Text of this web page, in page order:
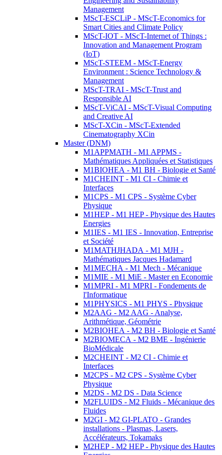
Management
MScT-ESCLiP - MScT-Economics for
Smart Cities and Climate Policy
MScT-IOT - MScT-Internet of Things :
Innovation and Management Program
(IoT)
MScT-STEEM - MScT-Energy
Environment : Science Technology &
Management
MScT-TRAI - MScT-Trust and
Responsible AI
MScT-ViCAI - MScT-Visual Computing
and Creative AI
MScT-XCin - MScT-Extended
Cinematography XCin
Master (DNM)
M1APPMATH - M1 APPMS -
Mathématiques Appliquées et Statistiques
M1BIOHEA - M1 BH - Biologie et Santé
M1CHEINT - M1 CI - Chimie et
Interfaces
M1CPS - M1 CPS - Système Cyber
Physique
M1HEP - M1 HEP - Physique des Hautes
Energies
M1IES - M1 IES - Innovation, Entreprise
et Société
M1MATHJHADA - M1 MJH -
Mathématiques Jacques Hadamard
M1MECHA - M1 Mech - Mécanique
M1MIE - M1 MiE - Master en Economie
M1MPRI - M1 MPRI - Fondements de
l'Informatique
M1PHYSICS - M1 PHYS - Physique
M2AAG - M2 AAG - Analyse,
Arithmétique, Géométrie
M2BIOHEA - M2 BH - Biologie et Santé
M2BIOMECA - M2 BME - Ingénierie
BioMédicale
M2CHEINT - M2 CI - Chimie et
Interfaces
M2CPS - M2 CPS - Système Cyber
Physique
M2DS - M2 DS - Data Science
M2FLUIDS - M2 Fluids - Mécanique des
Fluides
M2GI - M2 GI-PLATO - Grandes
installations - Plasmas, Lasers,
Accélérateurs, Tokamaks
M2HEP - M2 HEP - Physique des Hautes